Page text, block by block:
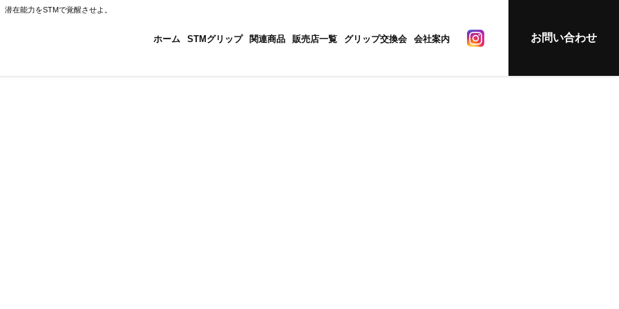
在能力をSTMで覚醒させよ。
ホーム STMグリップ 関連商品 販売店一覧 グリップ交換会 会社案内 お問い合わせ